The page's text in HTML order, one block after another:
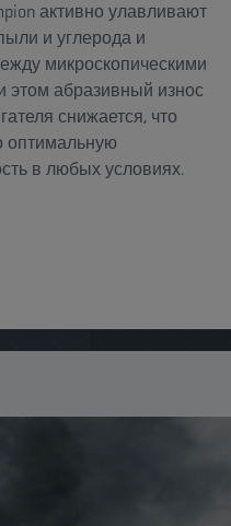
активно улавливают
и углерода и
микроскопическими
этом абразивный износ
снижается, что
оптимальную
в любых условиях.